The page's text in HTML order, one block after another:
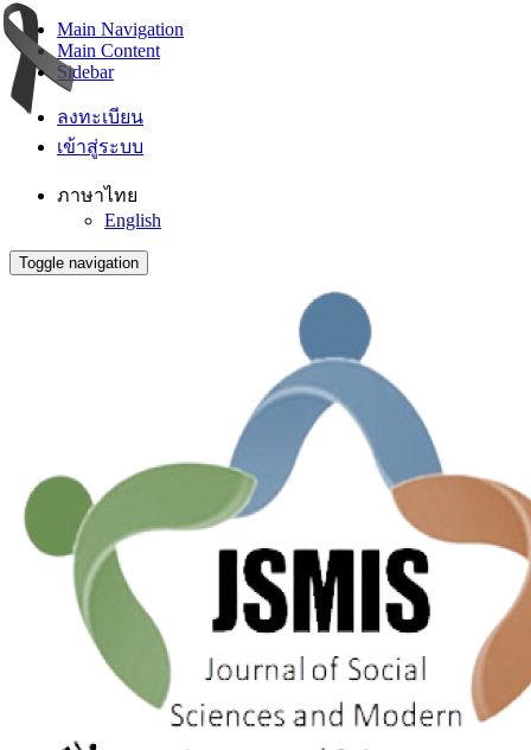
Main Navigation
Main Content
Sidebar
ลงทะเบียน
เข้าสู่ระบบ
ภาษาไทย
English
Toggle navigation